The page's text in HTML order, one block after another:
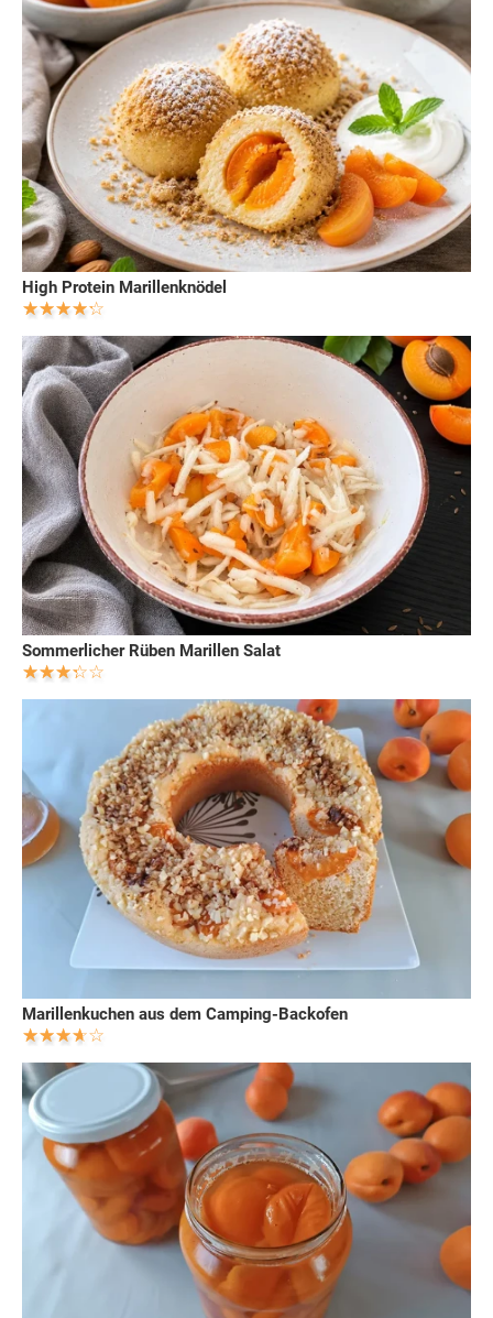
High Protein Marillenknödel
Sommerlicher Rüben Marillen Salat
Marillenkuchen aus dem Camping-Backofen